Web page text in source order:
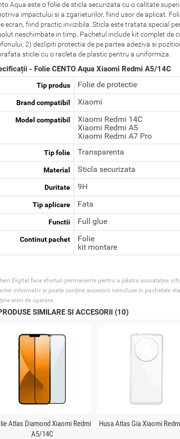
Aqua este o folie de sticla securizata cu o calitate
impactului si a zgarieturilor, fiind usor de aplicat.
ecran, fiind practic invizibila. Sticla este tratata special
neschimbate in timp. Pachetul include kit complet de
2) dezlipiti protectia de pe partea adeziva si
sticlei cu o racleta de plastic pentru a uniformiza.
- Folie CENTO Aqua Xiaomi Redmi A5/14C
Tip produs Folie de protectie
Brand compatibil Xiaomi
Model compatibil
Xiaomi Redmi 14C
Xiaomi Redmi A5
Xiaomi Redmi A7 Pro
Tip folie Transparenta
Material Sticla securizata
Duritate 9H
Tip aplicare Fata
Functii Full glue
Continut pachet
Folie
kit montare
Digital face eforturi permanente pentru a păstra acurateţea
informativ şi poate conţine accesorii neincluse în pachetele
erori de operare.
SIMILARE SI ACCESORII (10)
Atlas Diamond Xiaomi Redmi
A5/14C
Husa Atlas Gia Xiaomi